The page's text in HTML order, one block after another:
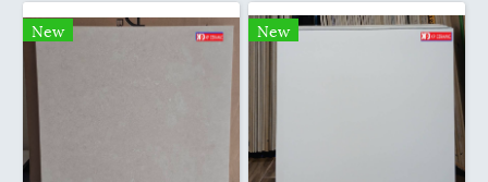
New New